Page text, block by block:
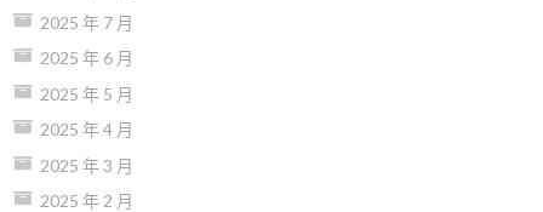
2025 年 7 月
2025 年 6 月
2025 年 5 月
2025 年 4 月
2025 年 3 月
2025 年 2 月